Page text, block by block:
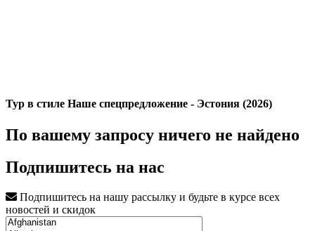
Тур в стиле Наше спецпредложение - Эстония (2026)
По вашему запросу ничего не найдено
Подпишитесь на нас
Подпишитесь на нашу рассылку и будьте в курсе всех
новостей и скидок